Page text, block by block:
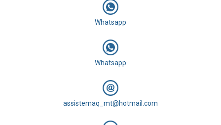
Whatsapp
Whatsapp
assistemaq_mt@hotmail.com